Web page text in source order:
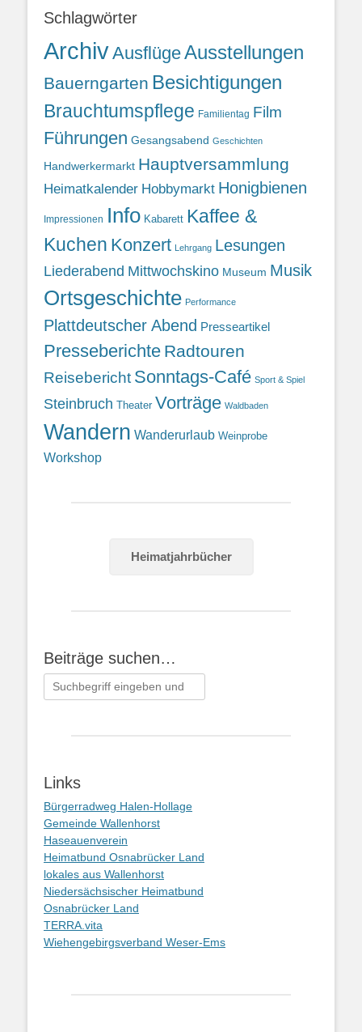
Schlagwörter
ArchivAusflügeAusstellungen
Bauerngarten Besichtigungen
Brauchtumspflege Familientag Film
Führungen Gesangsabend Geschichten
Handwerkermarkt Hauptversammlung
Heimatkalender Hobbymarkt Honigbienen
Impressionen Info Kabarett Kaffee &
Kuchen Konzert Lehrgang Lesungen
Liederabend Mittwochskino Museum Musik
Ortsgeschichte Performance
Plattdeutscher Abend Presseartikel
Presseberichte Radtouren
Reisebericht Sonntags-Café Sport & Spiel
Steinbruch Theater Vorträge Waldbaden
Wandern Wanderurlaub Weinprobe
Workshop
Heimatjahrbücher
Beiträge suchen…
Suchen
nach:
Links
Bürgerradweg Halen-Hollage
Gemeinde Wallenhorst
Haseauenverein
Heimatbund Osnabrücker Land
lokales aus Wallenhorst
Niedersächsischer Heimatbund
Osnabrücker Land
TERRA.vita
Wiehengebirgsverband Weser-Ems